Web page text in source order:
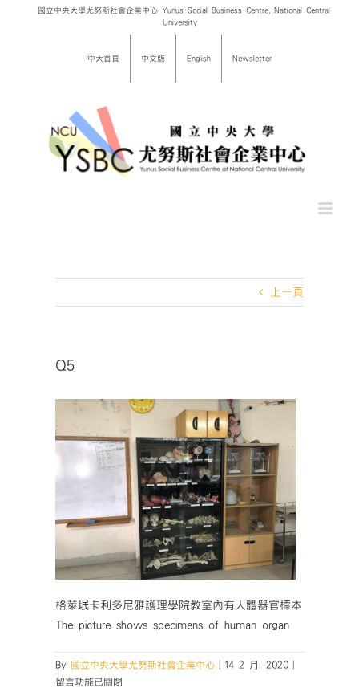
國立中央大學尤努斯社會企業中心 Yunus Social Business Centre, National Central
University
中大首頁 中文版 English Newsletter
上一頁
Q5
格萊珉卡利多尼雅護理學院教室內有人體器官標本
The picture shows specimens of human organ
By 國立中央大學尤努斯社會企業中心 14 2 月, 2020
留言功能已關閉